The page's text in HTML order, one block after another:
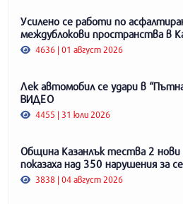
Усилено се работи по
междублокови пространства в
4636 | 01 август 2026
Лек автомобил се удари в
ВИДЕО
4455 | 31 юли 2026
Община Казанлък тества 2
показаха над 350 нарушения за
3838 | 04 август 2026